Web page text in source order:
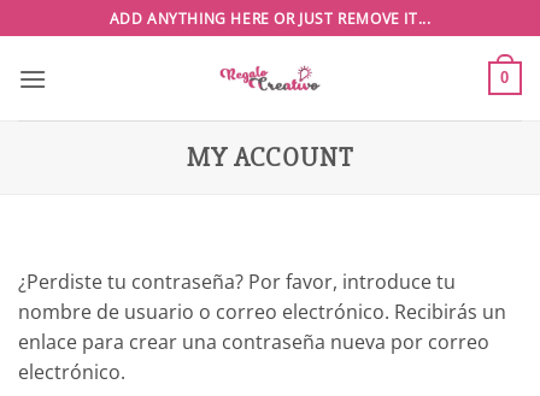
al
contenido
ADD ANYTHING HERE OR JUST REMOVE IT...
0
MY ACCOUNT
¿Perdiste tu contraseña? Por favor, introduce tu
nombre de usuario o correo electrónico. Recibirás un
enlace para crear una contraseña nueva por correo
electrónico.